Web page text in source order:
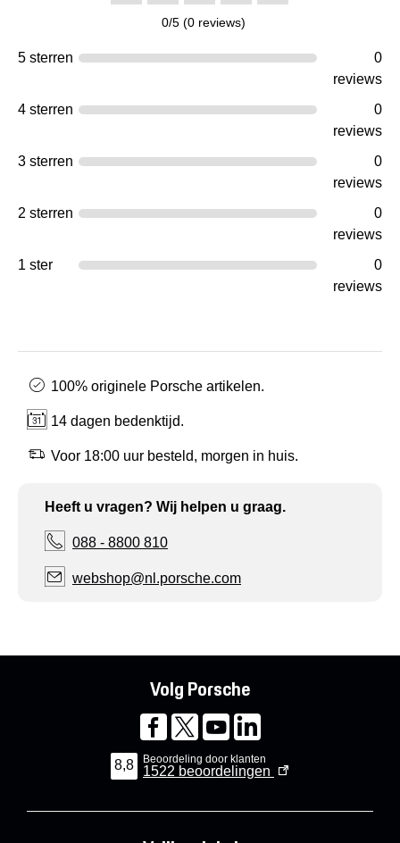
0/5 (0 reviews)
5 sterren
0
reviews
4 sterren
0
reviews
3 sterren
0
reviews
2 sterren
0
reviews
1 ster
0
reviews
100% originele Porsche artikelen.
14 dagen bedenktijd.
Voor 18:00 uur besteld, morgen in huis.
Heeft u vragen? Wij helpen u graag.
088 - 8800 810
webshop@nl.porsche.com
Volg Porsche
8,8 Beoordeling door klanten
1522 beoordelingen